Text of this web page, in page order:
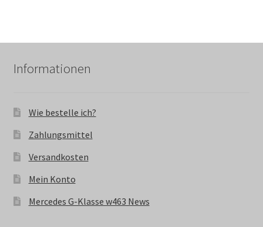
Informationen
Wie bestelle ich?
Zahlungsmittel
Versandkosten
Mein Konto
Mercedes G-Klasse w463 News